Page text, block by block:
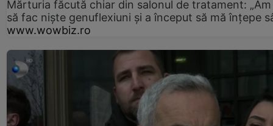
Mărturia făcută chiar din salonul de tratament:
să fac niște genuflexiuni și a început să mă înțepe
www.wowbiz.ro